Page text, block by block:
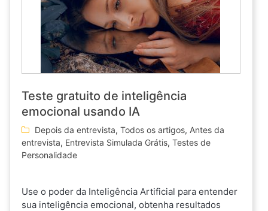
Teste gratuito de inteligência
emocional usando IA
Depois da entrevista, Todos os artigos, Antes da
entrevista, Entrevista Simulada Grátis, Testes de
Personalidade
Use o poder da Inteligência Artificial para entender
sua inteligência emocional, obtenha resultados